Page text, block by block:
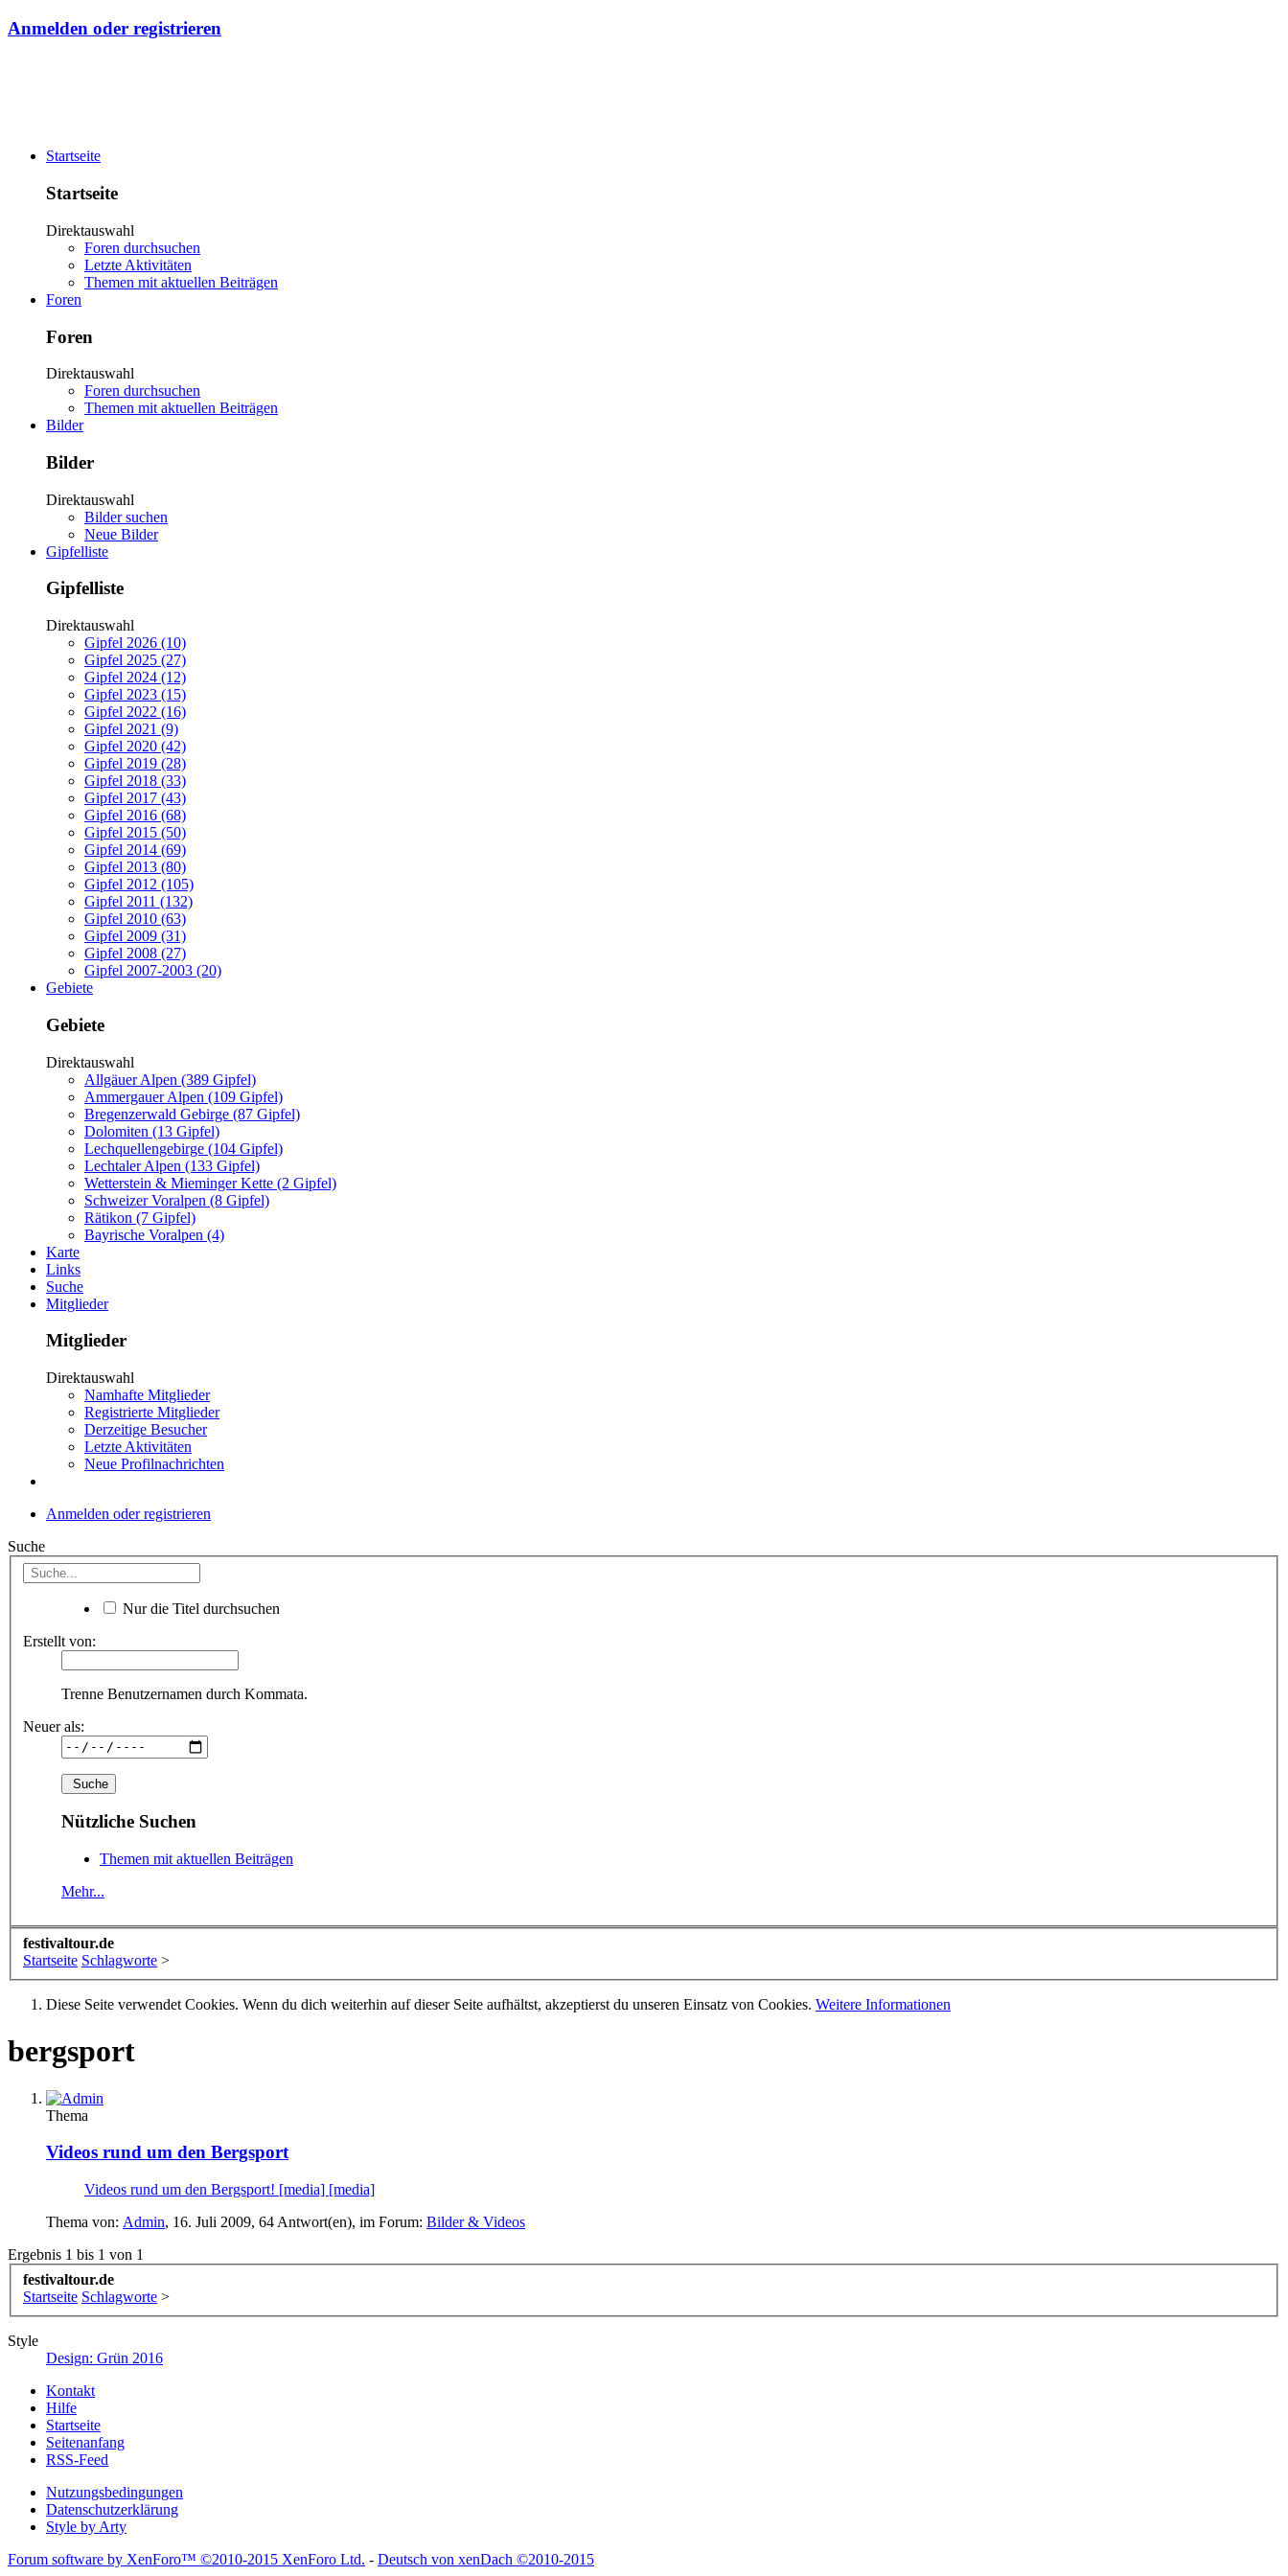
Anmelden oder registrieren
Startseite
Startseite
Direktauswahl
Foren durchsuchen
Letzte Aktivitäten
Themen mit aktuellen Beiträgen
Foren
Foren
Direktauswahl
Foren durchsuchen
Themen mit aktuellen Beiträgen
Bilder
Bilder
Direktauswahl
Bilder suchen
Neue Bilder
Gipfelliste
Gipfelliste
Direktauswahl
Gipfel 2026 (10)
Gipfel 2025 (27)
Gipfel 2024 (12)
Gipfel 2023 (15)
Gipfel 2022 (16)
Gipfel 2021 (9)
Gipfel 2020 (42)
Gipfel 2019 (28)
Gipfel 2018 (33)
Gipfel 2017 (43)
Gipfel 2016 (68)
Gipfel 2015 (50)
Gipfel 2014 (69)
Gipfel 2013 (80)
Gipfel 2012 (105)
Gipfel 2011 (132)
Gipfel 2010 (63)
Gipfel 2009 (31)
Gipfel 2008 (27)
Gipfel 2007-2003 (20)
Gebiete
Gebiete
Direktauswahl
Allgäuer Alpen (389 Gipfel)
Ammergauer Alpen (109 Gipfel)
Bregenzerwald Gebirge (87 Gipfel)
Dolomiten (13 Gipfel)
Lechquellengebirge (104 Gipfel)
Lechtaler Alpen (133 Gipfel)
Wetterstein & Mieminger Kette (2 Gipfel)
Schweizer Voralpen (8 Gipfel)
Rätikon (7 Gipfel)
Bayrische Voralpen (4)
Karte
Links
Suche
Mitglieder
Mitglieder
Direktauswahl
Namhafte Mitglieder
Registrierte Mitglieder
Derzeitige Besucher
Letzte Aktivitäten
Neue Profilnachrichten
Anmelden oder registrieren
Suche
Nur die Titel durchsuchen
Erstellt von:
Trenne Benutzernamen durch Kommata.
Neuer als:
Nützliche Suchen
Themen mit aktuellen Beiträgen
Mehr...
festivaltour.de
Startseite Schlagworte >
Diese Seite verwendet Cookies. Wenn du dich weiterhin auf dieser Seite aufhältst, akzeptierst du unseren Einsatz von Cookies. Weitere Informationen
bergsport
Thema
Videos rund um den Bergsport
Videos rund um den Bergsport! [media] [media]
Thema von: Admin, 16. Juli 2009, 64 Antwort(en), im Forum: Bilder & Videos
Ergebnis 1 bis 1 von 1
festivaltour.de
Startseite Schlagworte >
Style
Design: Grün 2016
Kontakt
Hilfe
Startseite
Seitenanfang
RSS-Feed
Nutzungsbedingungen
Datenschutzerklärung
Style by Arty
Forum software by XenForo™ ©2010-2015 XenForo Ltd. - Deutsch von xenDach ©2010-2015